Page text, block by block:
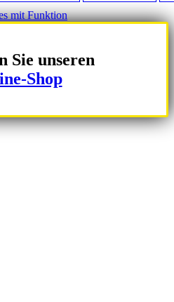
mit Funktion
Sie unseren
Shop